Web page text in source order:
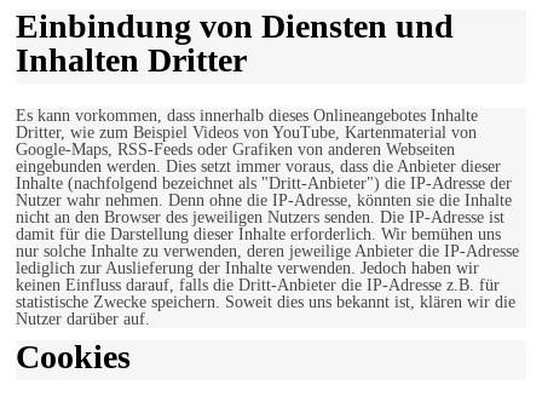
Einbindung von Diensten und
Inhalten Dritter
Es kann vorkommen, dass innerhalb dieses Onlineangebotes Inhalte
Dritter, wie zum Beispiel Videos von YouTube, Kartenmaterial von
Google-Maps, RSS-Feeds oder Grafiken von anderen Webseiten
eingebunden werden. Dies setzt immer voraus, dass die Anbieter dieser
Inhalte (nachfolgend bezeichnet als "Dritt-Anbieter") die IP-Adresse der
Nutzer wahr nehmen. Denn ohne die IP-Adresse, könnten sie die Inhalte
nicht an den Browser des jeweiligen Nutzers senden. Die IP-Adresse ist
damit für die Darstellung dieser Inhalte erforderlich. Wir bemühen uns
nur solche Inhalte zu verwenden, deren jeweilige Anbieter die IP-Adresse
lediglich zur Auslieferung der Inhalte verwenden. Jedoch haben wir
keinen Einfluss darauf, falls die Dritt-Anbieter die IP-Adresse z.B. für
statistische Zwecke speichern. Soweit dies uns bekannt ist, klären wir die
Nutzer darüber auf.
Cookies